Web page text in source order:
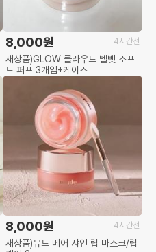
4시간전
8,000원
새상품)GLOW 클라우드 벨벳 소프
트 퍼프 3개입+케이스
4시간전
8,000원
새상품)뮤드 베어 샤인 립 마스크/립